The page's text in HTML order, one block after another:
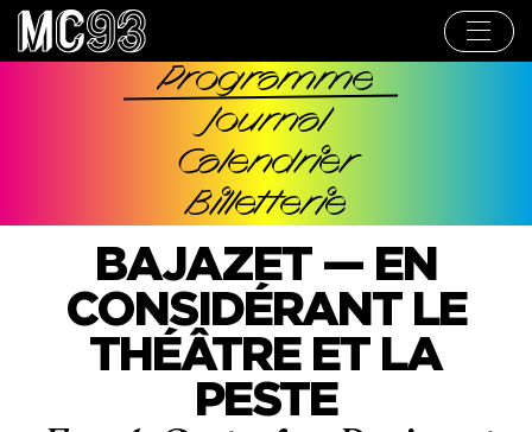
Aller
contenu
Navigation
Programme
Journal
Calendrier
Billetterie
BAJAZET — EN
CONSIDÉRANT LE
THÉÂTRE ET LA
PESTE